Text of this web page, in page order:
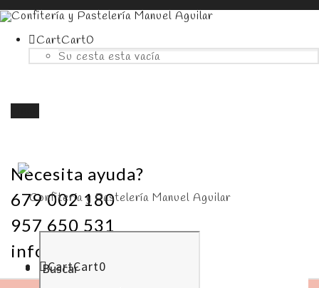
CartCart0
Su cesta esta vacía
CartCart0
Necesita ayuda?
679 002 180
957 650 531
info@pasteleriamanuelaguilar.com